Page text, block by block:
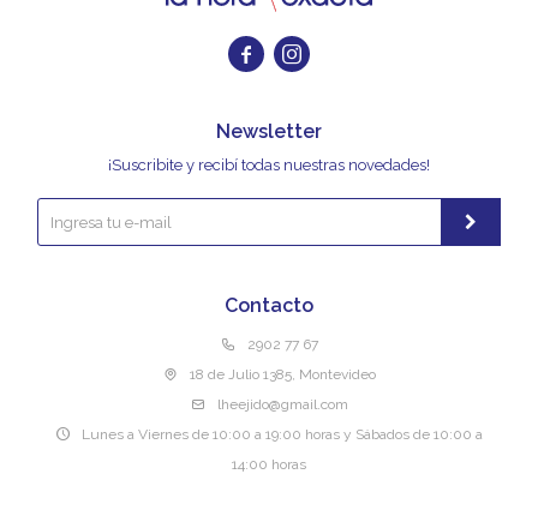
 
Contacto
2902 77 67
18 de Julio 1385, Montevideo
lheejido@gmail.com
Lunes a Viernes de 10:00 a 19:00 horas y Sábados de 10:00 a
14:00 horas
Newsletter
¡Suscribite y recibí todas nuestras novedades!